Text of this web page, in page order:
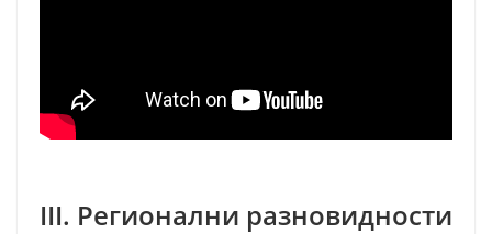
III. Регионални разновидности